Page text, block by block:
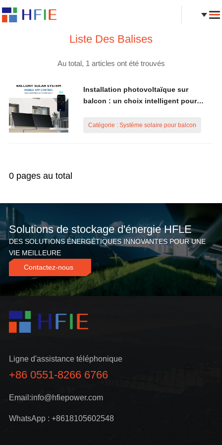
Liste Des Balises
Au total, 1 articles ont été trouvés
Installation photovoltaïque sur
balcon : un choix intelligent pour
l'environnement
Catégorie : Système solaire pour balcon
0 pages au total
Solutions de stockage d'énergie HFLE
DES SOLUTIONS ÉNERGÉTIQUES INNOVANTES POUR UNE
VIE MEILLEURE
Contactez-nous
Ligne d'assistance téléphonique
+86 0551-8266 6766
Email:info@hfiepower.com
WhatsApp : +8618105602548